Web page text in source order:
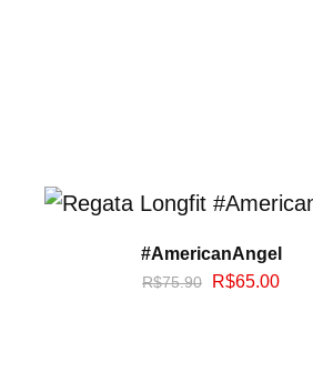
#AmericanAngel
R$75.90 R$65.00